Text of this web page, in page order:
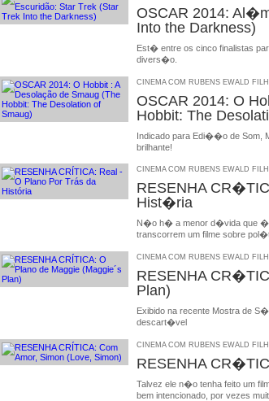
OSCAR 2014:
Into the Darkness)
Est� entre os cinco finalistas
divers�o.
CINEMA COM RUBENS EWALD
OSCAR 2014: O
Hobbit: The
Indicado para Edi��o de Som,
brilhante!
CINEMA COM RUBENS EWALD
RESENHA
Hist�ria
N�o h� a menor d�vida que �
transcorrem um filme sobre
CINEMA COM RUBENS EWALD
RESENHA
Plan)
Exibido na recente Mostra de
descart�vel
CINEMA COM RUBENS EWALD
RESENHA
Talvez ele n�o tenha feito um
bem intencionado, por vezes